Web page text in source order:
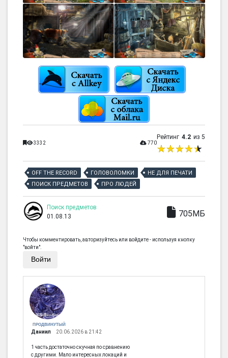
3332 770
Рейтинг 4.2 из 5
OFF THE RECORD ГОЛОВОЛОМКИ
НЕ ДЛЯ ПЕЧАТИ
ПОИСК ПРЕДМЕТОВ
ПРО ЛЮДЕЙ
Поиск предметов
01.08.13
705МБ
Чтобы комментировать, авторизуйтесь или войдите - используя кнопку
"войти".
Войти
ПРОДВИНУТЫЙ
Даниил 20.06.2026 в 21:42
1 часть достаточно скучная по сравнению
с другими. Мало интересных локаций и